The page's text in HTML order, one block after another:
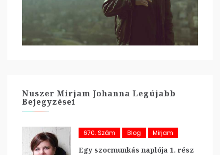
Nuszer Mirjam Johanna Legújabb
Bejegyzései
670. Szám Blog Mirjam
Egy szocmunkás naplója 1. rész